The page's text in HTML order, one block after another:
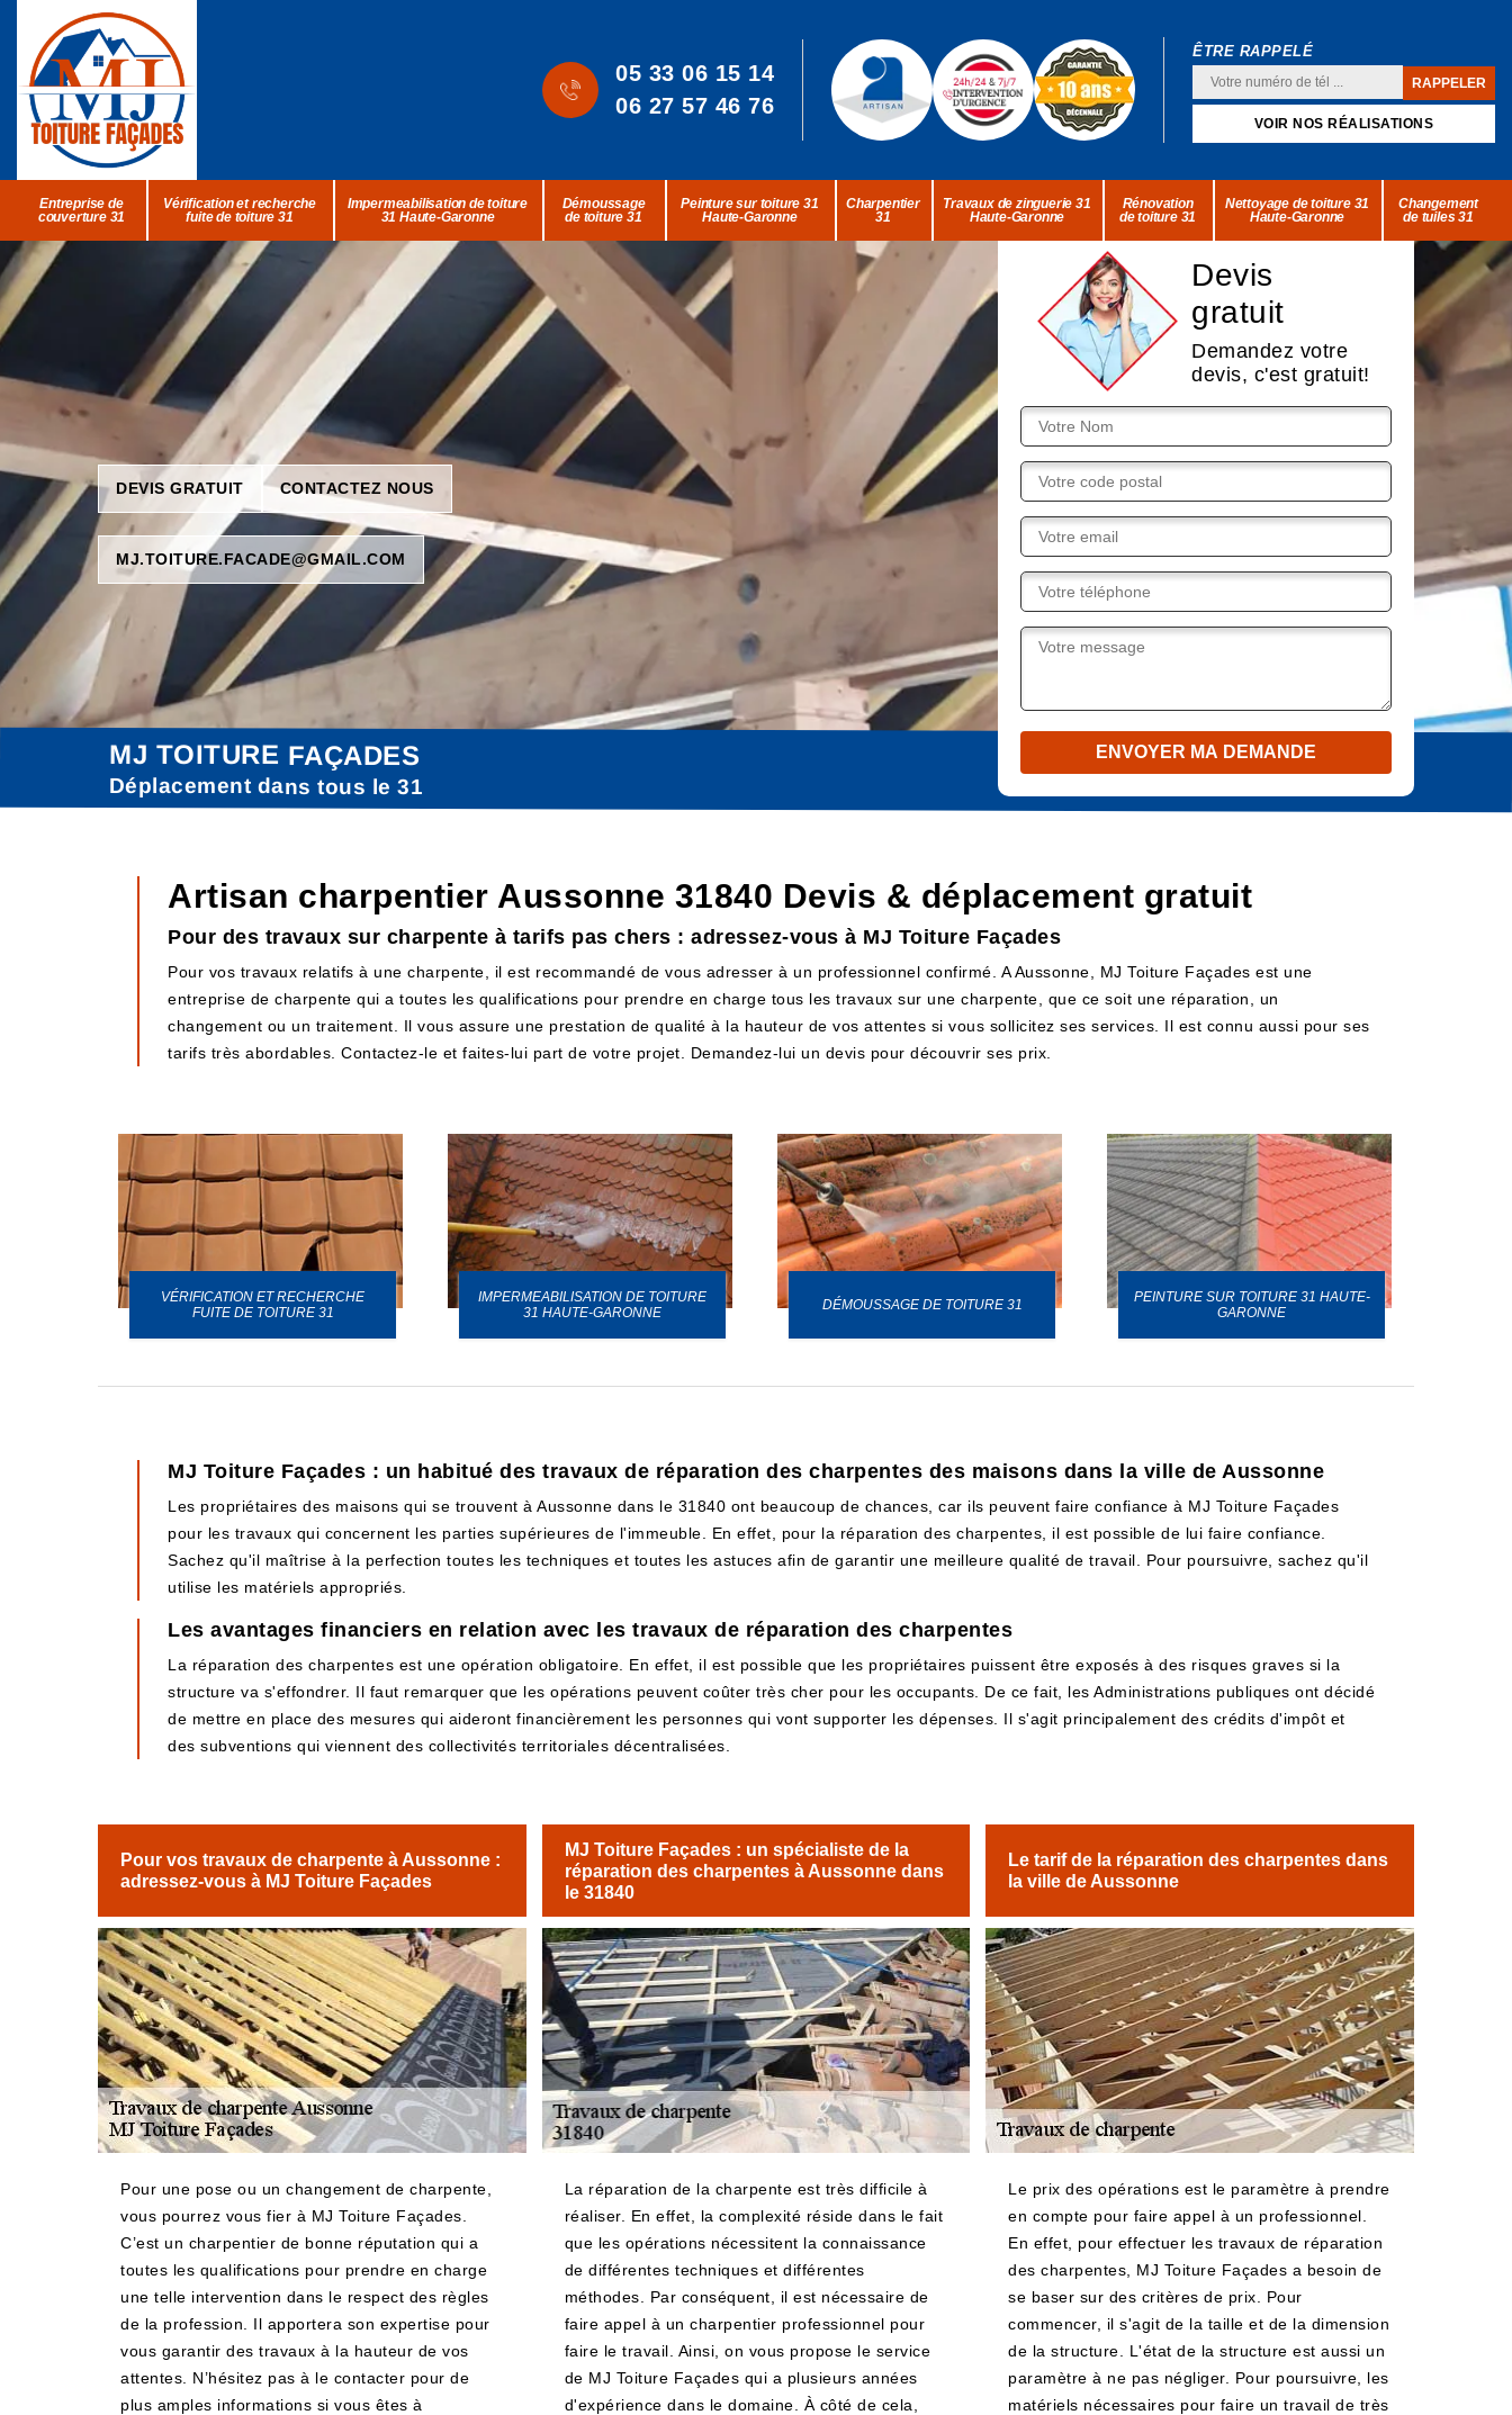
05 33 06 15 14
06 27 57 46 76
ÊTRE RAPPELÉ
VOIR NOS RÉALISATIONS
Entreprise de
couverture 31
Vérification et recherche
fuite de toiture 31
Impermeabilisation de toiture
31 Haute-Garonne
Démoussage
de toiture 31
Peinture sur toiture 31
Haute-Garonne
Charpentier
31
Travaux de zinguerie 31
Haute-Garonne
Rénovation
de toiture 31
Nettoyage de toiture 31
Haute-Garonne
Changement
de tuiles 31
DEVIS GRATUIT CONTACTEZ NOUS
MJ.TOITURE.FACADE@GMAIL.COM
Devis
gratuit
Demandez votre
devis, c'est gratuit!
MJ TOITURE FAÇADES
Déplacement dans tous le 31
Artisan charpentier Aussonne 31840 Devis & déplacement gratuit
Pour des travaux sur charpente à tarifs pas chers : adressez-vous à MJ Toiture Façades
Pour vos travaux relatifs à une charpente, il est recommandé de vous adresser à un professionnel confirmé. A Aussonne, MJ Toiture Façades est une
entreprise de charpente qui a toutes les qualifications pour prendre en charge tous les travaux sur une charpente, que ce soit une réparation, un
changement ou un traitement. Il vous assure une prestation de qualité à la hauteur de vos attentes si vous sollicitez ses services. Il est connu aussi pour ses
tarifs très abordables. Contactez-le et faites-lui part de votre projet. Demandez-lui un devis pour découvrir ses prix.
VÉRIFICATION ET RECHERCHE
FUITE DE TOITURE 31
IMPERMEABILISATION DE TOITURE
31 HAUTE-GARONNE
DÉMOUSSAGE DE TOITURE 31
PEINTURE SUR TOITURE 31 HAUTE-
GARONNE
MJ Toiture Façades : un habitué des travaux de réparation des charpentes des maisons dans la ville de Aussonne
Les propriétaires des maisons qui se trouvent à Aussonne dans le 31840 ont beaucoup de chances, car ils peuvent faire confiance à MJ Toiture Façades
pour les travaux qui concernent les parties supérieures de l'immeuble. En effet, pour la réparation des charpentes, il est possible de lui faire confiance.
Sachez qu'il maîtrise à la perfection toutes les techniques et toutes les astuces afin de garantir une meilleure qualité de travail. Pour poursuivre, sachez qu'il
utilise les matériels appropriés.
Les avantages financiers en relation avec les travaux de réparation des charpentes
La réparation des charpentes est une opération obligatoire. En effet, il est possible que les propriétaires puissent être exposés à des risques graves si la
structure va s'effondrer. Il faut remarquer que les opérations peuvent coûter très cher pour les occupants. De ce fait, les Administrations publiques ont décidé
de mettre en place des mesures qui aideront financièrement les personnes qui vont supporter les dépenses. Il s'agit principalement des crédits d'impôt et
des subventions qui viennent des collectivités territoriales décentralisées.
Pour vos travaux de charpente à Aussonne :
adressez-vous à MJ Toiture Façades
Pour une pose ou un changement de charpente,
vous pourrez vous fier à MJ Toiture Façades.
C’est un charpentier de bonne réputation qui a
toutes les qualifications pour prendre en charge
une telle intervention dans le respect des règles
de la profession. Il apportera son expertise pour
vous garantir des travaux à la hauteur de vos
attentes. N’hésitez pas à le contacter pour de
plus amples informations si vous êtes à
MJ Toiture Façades : un spécialiste de la
réparation des charpentes à Aussonne dans
le 31840
La réparation de la charpente est très difficile à
réaliser. En effet, la complexité réside dans le fait
que les opérations nécessitent la connaissance
de différentes techniques et différentes
méthodes. Par conséquent, il est nécessaire de
faire appel à un charpentier professionnel pour
faire le travail. Ainsi, on vous propose le service
de MJ Toiture Façades qui a plusieurs années
d'expérience dans le domaine. À côté de cela,
Le tarif de la réparation des charpentes dans
la ville de Aussonne
Le prix des opérations est le paramètre à prendre
en compte pour faire appel à un professionnel.
En effet, pour effectuer les travaux de réparation
des charpentes, MJ Toiture Façades a besoin de
se baser sur des critères de prix. Pour
commencer, il s'agit de la taille et de la dimension
de la structure. L'état de la structure est aussi un
paramètre à ne pas négliger. Pour poursuivre, les
matériels nécessaires pour faire un travail de très